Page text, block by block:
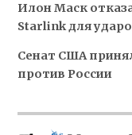
Илон Маск
Starlink для
Сенат США
против России